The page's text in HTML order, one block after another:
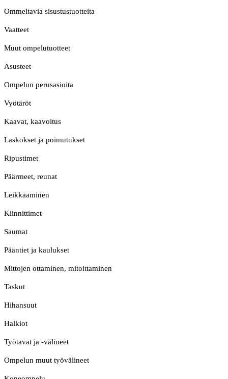
Ommeltavia sisustustuotteita
Vaatteet
Muut ompelutuotteet
Asusteet
Ompelun perusasioita
Vyötäröt
Kaavat, kaavoitus
Laskokset ja poimutukset
Ripustimet
Päärmeet, reunat
Leikkaaminen
Kiinnittimet
Saumat
Pääntiet ja kaulukset
Mittojen ottaminen, mitoittaminen
Taskut
Hihansuut
Halkiot
Työtavat ja -välineet
Ompelun muut työvälineet